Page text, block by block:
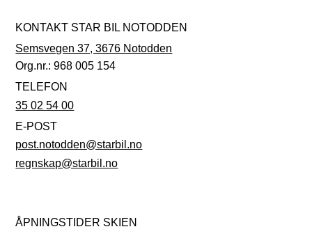
KONTAKT STAR BIL NOTODDEN
Semsvegen 37, 3676 Notodden
Org.nr.: 968 005 154
TELEFON
35 02 54 00
E-POST
post.notodden@starbil.no
regnskap@starbil.no
ÅPNINGSTIDER SKIEN